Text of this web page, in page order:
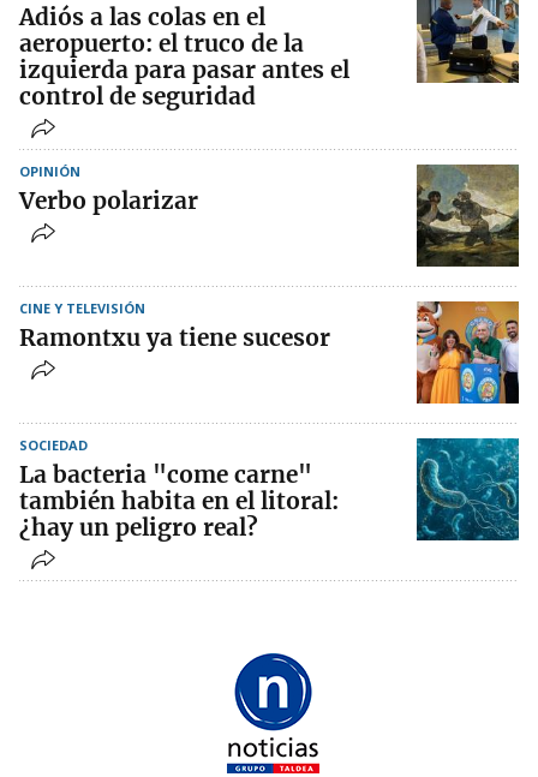
Adiós a las colas en el
aeropuerto: el truco de la
izquierda para pasar antes el
control de seguridad
OPINIÓN
Verbo polarizar
CINE Y TELEVISIÓN
Ramontxu ya tiene sucesor
SOCIEDAD
La bacteria "come carne"
también habita en el litoral:
¿hay un peligro real?